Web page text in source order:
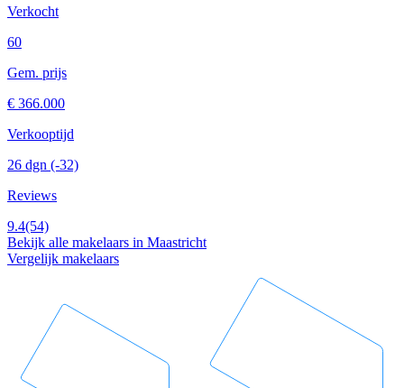
Verkocht
60
Gem. prijs
€ 366.000
Verkooptijd
26 dgn (-32)
Reviews
9.4(54)
Bekijk alle makelaars in Maastricht
Vergelijk makelaars